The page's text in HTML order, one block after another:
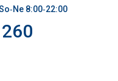
8:00‑22:00